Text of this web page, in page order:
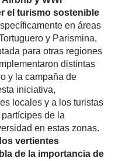
el turismo sostenible
en áreas
y Parismina,
para otras regiones
distintas
y la campaña de
iniciativa,
locales y a los turistas
de la
en estas zonas.
vertientes
de la importancia de